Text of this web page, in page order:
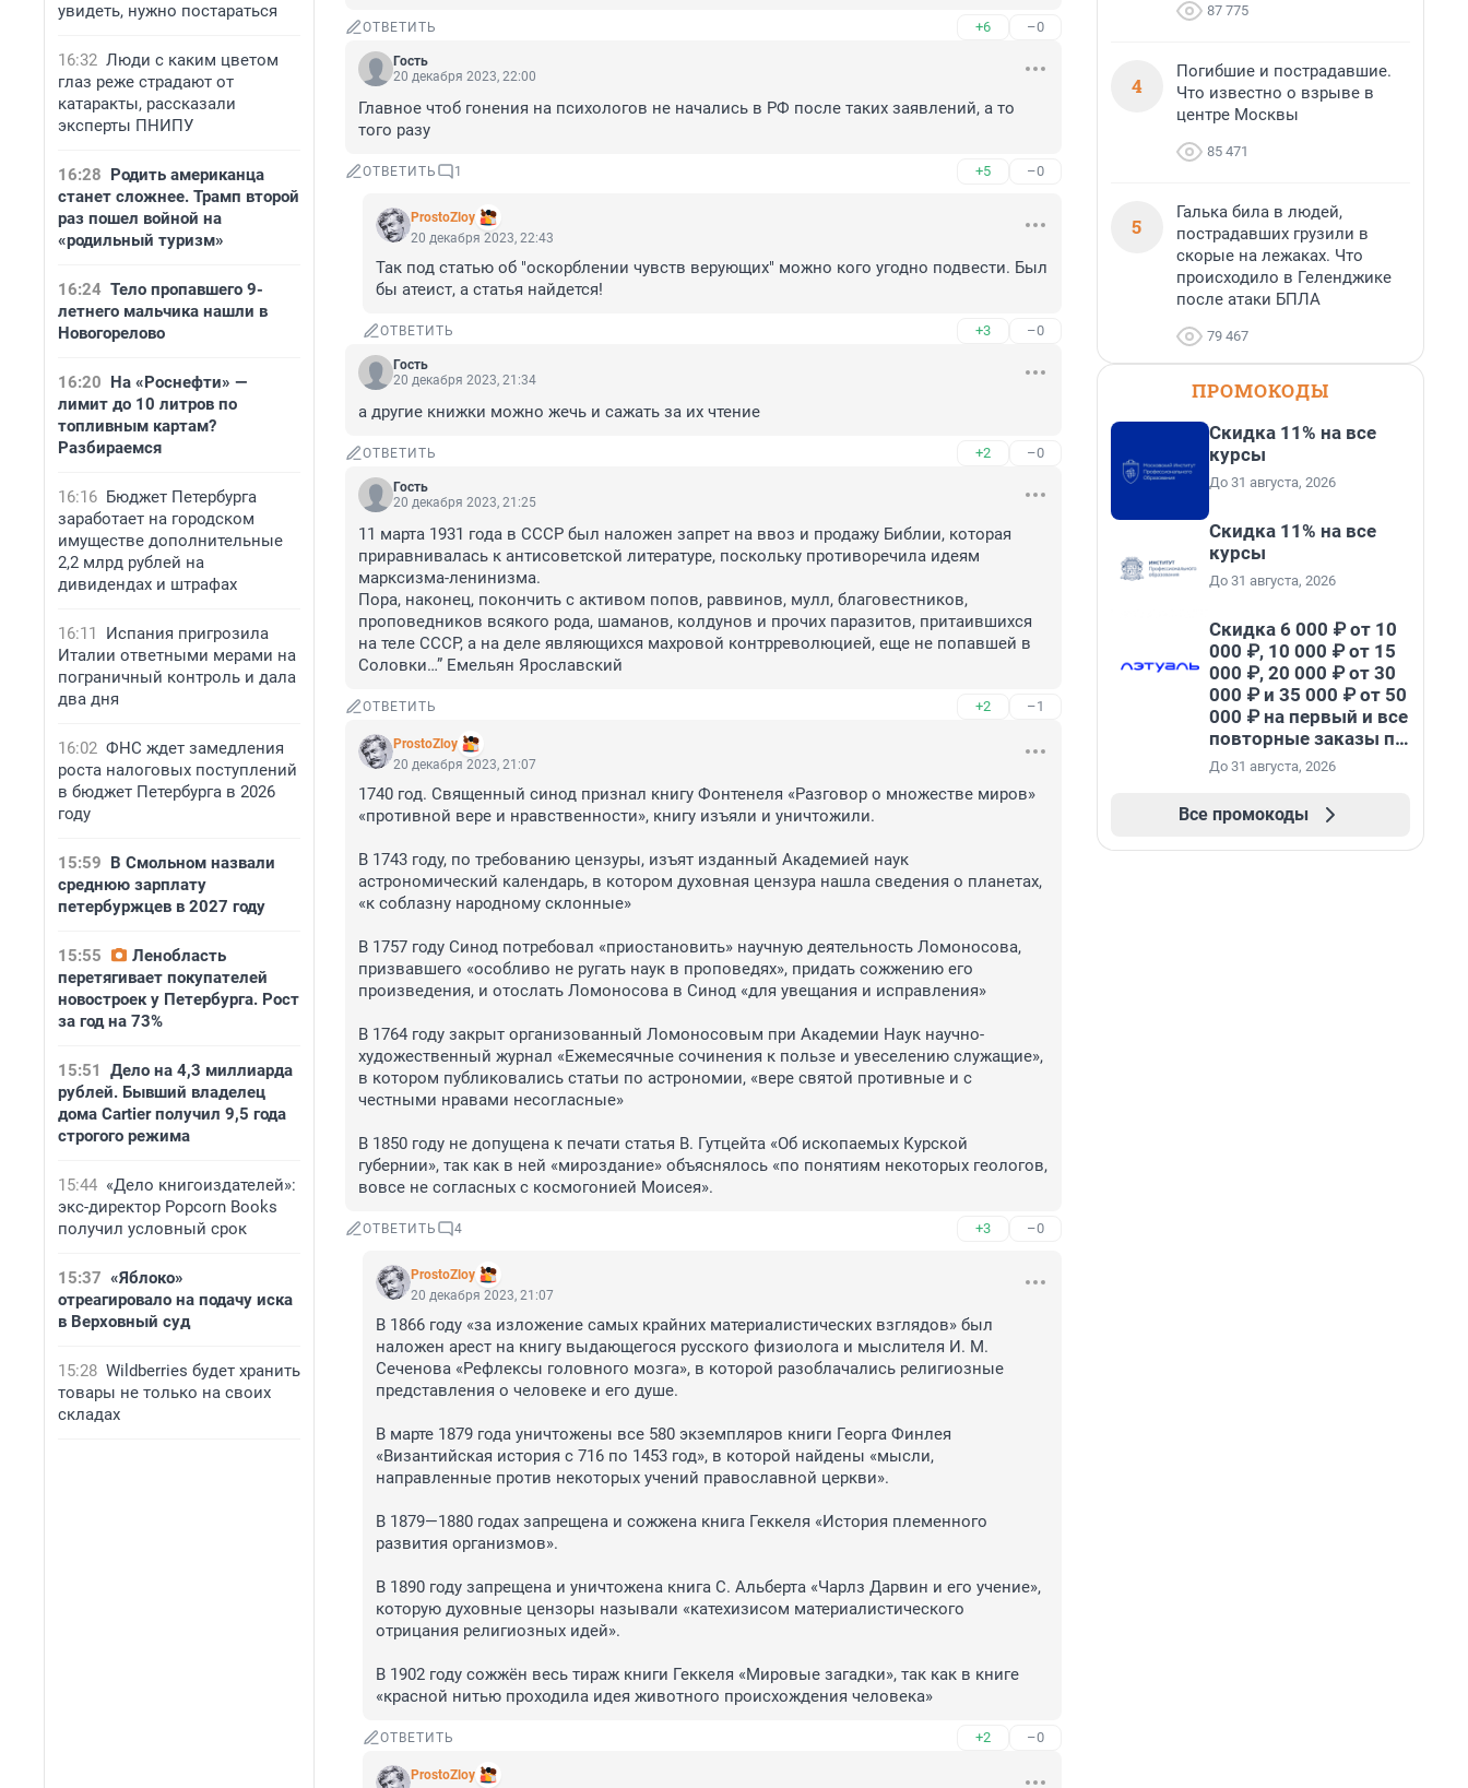
увидеть, нужно постараться
16:32 Люди с каким цветом
глаз реже страдают от
катаракты, рассказали
эксперты ПНИПУ
16:28 Родить американца
станет сложнее. Трамп второй
раз пошел войной на
«родильный туризм»
16:24 Тело пропавшего 9-
летнего мальчика нашли в
Новогорелово
16:20 На «Роснефти» —
лимит до 10 литров по
топливным картам?
Разбираемся
16:16 Бюджет Петербурга
заработает на городском
имуществе дополнительные
2,2 млрд рублей на
дивидендах и штрафах
16:11
Испания пригрозила
Италии ответными мерами на
пограничный контроль и дала
два дня
16:02 ФНС ждет замедления
роста налоговых поступлений
в бюджет Петербурга в 2026
году
15:59 В Смольном назвали
среднюю зарплату
петербуржцев в 2027 году
15:55
Ленобласть
перетягивает покупателей
новостроек у Петербурга. Рост
за год на 73%
15:51
Дело на 4,3 миллиарда
рублей. Бывший владелец
дома Cartier получил 9,5 года
строгого режима
15:44 «Дело книгоиздателей»:
экс-директор Popcorn Books
получил условный срок
15:37 «Яблоко»
отреагировало на подачу иска
в Верховный суд
15:28 Wildberries будет хранить
товары не только на своих
складах
ОТВЕТИТЬ +6 –0
Гость
20 декабря 2023, 22:00
Главное чтоб гонения на психологов не начались в РФ после таких заявлений, а то
того разу
ОТВЕТИТЬ 1 +5 –0
ProstoZloy
20 декабря 2023, 22:43
Так под статью об "оскорблении чувств верующих" можно кого угодно подвести. Был
бы атеист, а статья найдется!
ОТВЕТИТЬ +3 –0
Гость
20 декабря 2023, 21:34
а другие книжки можно жечь и сажать за их чтение
ОТВЕТИТЬ +2 –0
Гость
20 декабря 2023, 21:25
11 марта 1931 года в СССР был наложен запрет на ввоз и продажу Библии, которая
приравнивалась к антисоветской литературе, поскольку противоречила идеям
марксизма-ленинизма.
Пора, наконец, покончить с активом попов, раввинов, мулл, благовестников,
проповедников всякого рода, шаманов, колдунов и прочих паразитов, притаившихся
на теле СССР, а на деле являющихся махровой контрреволюцией, еще не попавшей в
Соловки…” Емельян Ярославский
ОТВЕТИТЬ +2 –1
ProstoZloy
20 декабря 2023, 21:07
1740 год. Священный синод признал книгу Фонтенеля «Разговор о множестве миров»
«противной вере и нравственности», книгу изъяли и уничтожили.
В 1743 году, по требованию цензуры, изъят изданный Академией наук
астрономический календарь, в котором духовная цензура нашла сведения о планетах,
«к соблазну народному склонные»
В 1757 году Синод потребовал «приостановить» научную деятельность Ломоносова,
призвавшего «особливо не ругать наук в проповедях», придать сожжению его
произведения, и отослать Ломоносова в Синод «для увещания и исправления»
В 1764 году закрыт организованный Ломоносовым при Академии Наук научно-
художественный журнал «Ежемесячные сочинения к пользе и увеселению служащие»,
в котором публиковались статьи по астрономии, «вере святой противные и с
честными нравами несогласные»
В 1850 году не допущена к печати статья В. Гутцейта «Об ископаемых Курской
губернии», так как в ней «мироздание» объяснялось «по понятиям некоторых геологов,
вовсе не согласных с космогонией Моисея».
ОТВЕТИТЬ 4 +3 –0
ProstoZloy
20 декабря 2023, 21:07
В 1866 году «за изложение самых крайних материалистических взглядов» был
наложен арест на книгу выдающегося русского физиолога и мыслителя И. М.
Сеченова «Рефлексы головного мозга», в которой разоблачались религиозные
представления о человеке и его душе.
В марте 1879 года уничтожены все 580 экземпляров книги Георга Финлея
«Византийская история с 716 по 1453 год», в которой найдены «мысли,
направленные против некоторых учений православной церкви».
В 1879—1880 годах запрещена и сожжена книга Геккеля «История племенного
развития организмов».
В 1890 году запрещена и уничтожена книга С. Альберта «Чарлз Дарвин и его учение»,
которую духовные цензоры называли «катехизисом материалистического
отрицания религиозных идей».
В 1902 году сожжён весь тираж книги Геккеля «Мировые загадки», так как в книге
«красной нитью проходила идея животного происхождения человека»
ОТВЕТИТЬ +2 –0
ProstoZloy
87 775
4
Погибшие и пострадавшие.
Что известно о взрыве в
центре Москвы
85 471
5
Галька била в людей,
пострадавших грузили в
скорые на лежаках. Что
происходило в Геленджике
после атаки БПЛА
79 467
ПРОМОКОДЫ
Скидка 11% на все
курсы
До 31 августа, 2026
Скидка 11% на все
курсы
До 31 августа, 2026
Скидка 6 000 ₽ от 10
000 ₽, 10 000 ₽ от 15
000 ₽, 20 000 ₽ от 30
000 ₽ и 35 000 ₽ от 50
000 ₽ на первый и все
повторные заказы по
промокоду НАБЕРИ
До 31 августа, 2026
Все промокоды